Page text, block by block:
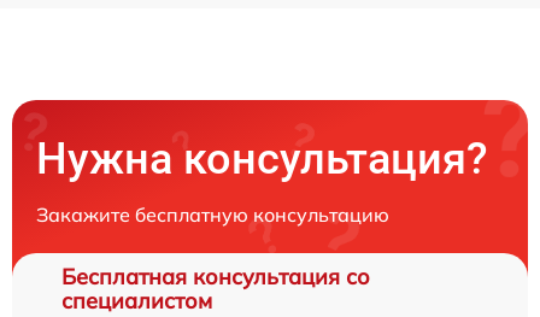
Нужна консультация?
Закажите бесплатную консультацию
Бесплатная консультация со
специалистом